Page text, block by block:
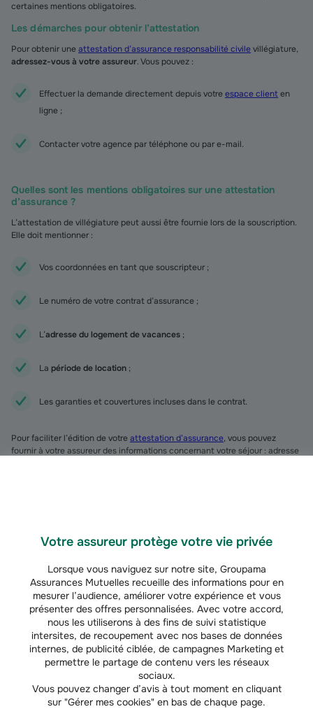
Votre assureur protège votre vie privée
Lorsque vous naviguez sur notre site, Groupama
Assurances Mutuelles recueille des informations pour en
mesurer l’audience, améliorer votre expérience et vous
présenter des offres personnalisées. Avec votre accord,
nous les utiliserons à des fins de suivi statistique
intersites, de recoupement avec nos bases de données
internes, de publicité ciblée, de campagnes Marketing et
permettre le partage de contenu vers les réseaux
sociaux.
Vous pouvez changer d’avis à tout moment en cliquant
sur "Gérer mes cookies" en bas de chaque page.
certaines mentions obligatoires.
Les démarches pour obtenir l’attestation
Pour obtenir uneattestation d’assurance responsabilité civilevillégiature,
adressez-vous à votre assureur. Vous pouvez :
Effectuer la demande directement depuis votreespace clienten
ligne ;
Contacter votre agence par téléphone ou par e-mail.
Quelles sont les mentions obligatoires sur une attestation
d’assurance ?
L’attestation de villégiature peut aussi être fournie lors de la souscription.
Elle doit mentionner :
Vos coordonnées en tant que souscripteur ;
Le numéro de votre contrat d’assurance ;
L’adresse du logement de vacances ;
La période de location ;
Les garanties et couvertures incluses dans le contrat.
Pour faciliter l’édition de votreattestation d’assurance, vous pouvez
fournir à votre assureur des informations concernant votre séjour : adresse
propriétaire ?
vous demande de vous assurer pour louer son logement. Si cette mention
figure dans le contrat de location, vous devez fournir une attestation de
garantie villégiature.
Dois-je souscrire une assurance villégiature si le propriétaire
en a déjà une ?
Si le propriétaire de votre location de vacances a souscrit un contrat
incluant laresponsabilité civile des locataires , vous n’avez pas à prendre
Ma garantie villégiature couvre-t-elle les locations à l'étranger